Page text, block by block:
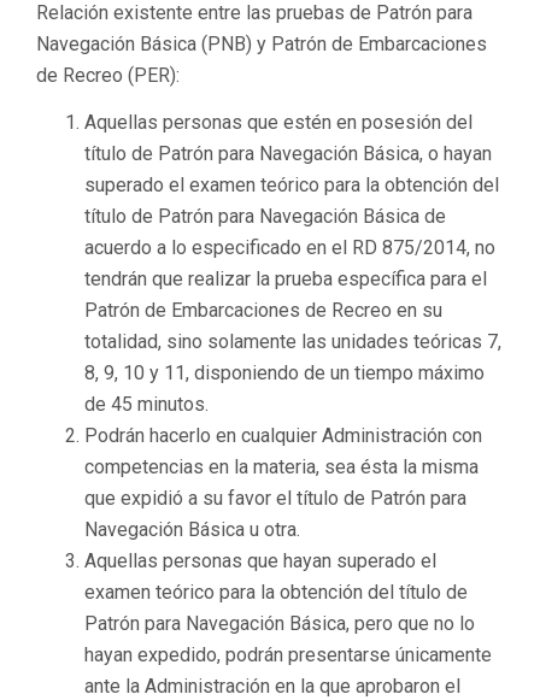
Relación existente entre las pruebas de Patrón para
Navegación Básica (PNB) y Patrón de Embarcaciones
de Recreo (PER):
Aquellas personas que estén en posesión del
título de Patrón para Navegación Básica, o hayan
superado el examen teórico para la obtención del
título de Patrón para Navegación Básica de
acuerdo a lo especificado en el RD 875/2014, no
tendrán que realizar la prueba específica para el
Patrón de Embarcaciones de Recreo en su
totalidad, sino solamente las unidades teóricas 7,
8, 9, 10 y 11, disponiendo de un tiempo máximo
de 45 minutos.
Podrán hacerlo en cualquier Administración con
competencias en la materia, sea ésta la misma
que expidió a su favor el título de Patrón para
Navegación Básica u otra.
Aquellas personas que hayan superado el
examen teórico para la obtención del título de
Patrón para Navegación Básica, pero que no lo
hayan expedido, podrán presentarse únicamente
ante la Administración en la que aprobaron el